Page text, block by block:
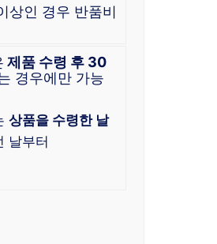
상인 경우 반품비
제품 수령 후 30
경우에만 가능
상품을 수령한 날
날부터